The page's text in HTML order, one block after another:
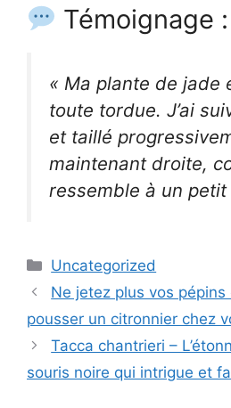
Témoignage :
« Ma plante de jade
toute tordue. J’ai
et taillé
maintenant droite,
ressemble à un petit
Categories
Uncategorized
Ne jetez plus vos
pousser un citronnier chez
Tacca chantrieri –
souris noire qui intrigue et